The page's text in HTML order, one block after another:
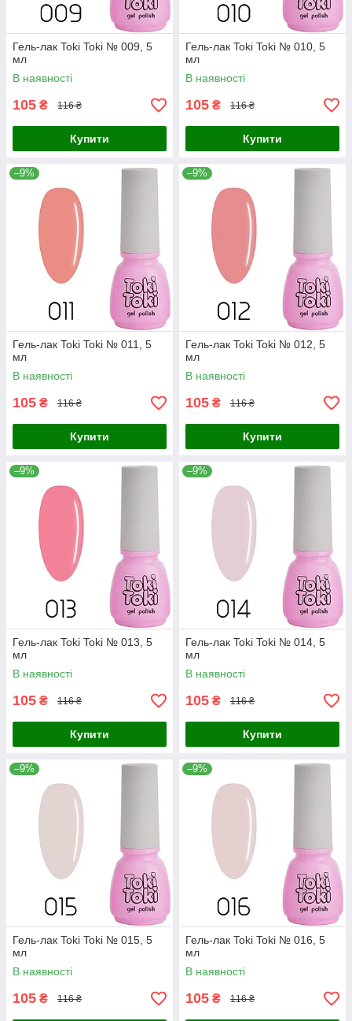
Гель-лак Toki Toki № 009, 5
мл
В наявності
105 ₴ 116 ₴
Купити
Гель-лак Toki Toki № 010, 5
мл
В наявності
105 ₴ 116 ₴
Купити
–9%
Гель-лак Toki Toki № 011, 5
мл
В наявності
105 ₴ 116 ₴
Купити
–9%
Гель-лак Toki Toki № 012, 5
мл
В наявності
105 ₴ 116 ₴
Купити
–9%
Гель-лак Toki Toki № 013, 5
мл
В наявності
105 ₴ 116 ₴
Купити
–9%
Гель-лак Toki Toki № 014, 5
мл
В наявності
105 ₴ 116 ₴
Купити
–9%
Гель-лак Toki Toki № 015, 5
мл
В наявності
105 ₴ 116 ₴
–9%
Гель-лак Toki Toki № 016, 5
мл
В наявності
105 ₴ 116 ₴